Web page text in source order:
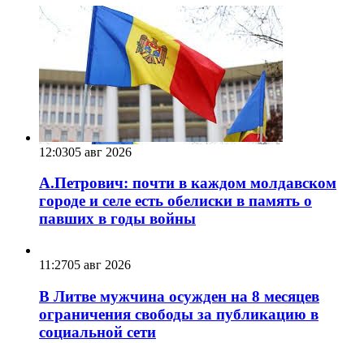
12:0305 авг 2026
А.Петрович: почти в каждом молдавском
городе и селе есть обелиски в память о
павших в годы войны
11:2705 авг 2026
В Литве мужчина осужден на 8 месяцев
ограничения свободы за публикацию в
социальной сети